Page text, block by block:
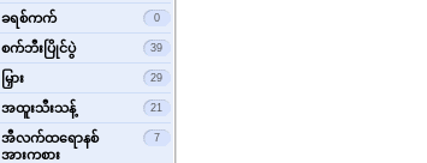
‌ခရစ်ကက် 0
‌စက်ဘီးပြိုင်ပွဲ 39
‌မြှား 29
‌အထူးသီးသန့် 21
‌အီလက်ထရောနစ်
အားကစား
7